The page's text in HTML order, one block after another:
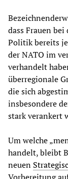
dass Frauen
Politik bereits
der NATO im
verhandelt
überregionale
die sich
insbesondere
stark verankert
Um welche
handelt, bleibt
neuen